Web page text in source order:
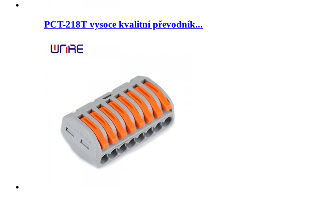
PCT-218T vysoce kvalitní převodník...